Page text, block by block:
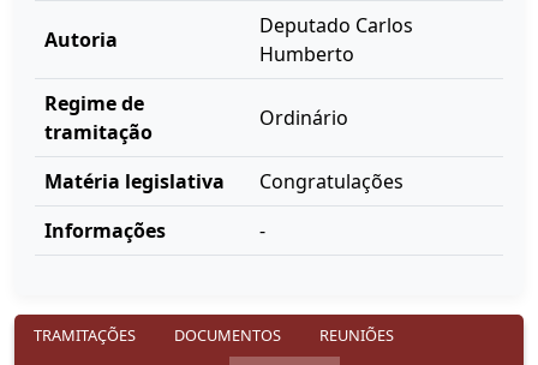
Autoria
Deputado Carlos
Humberto
Regime de
tramitação
Ordinário
Matéria legislativa
Congratulações
Informações
-
TRAMITAÇÕES DOCUMENTOS
REUNIÕES